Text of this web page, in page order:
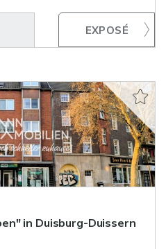
in Duisburg-Duissern